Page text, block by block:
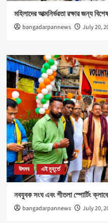
মহিলাদের আত্মনির্ভরতা রক্ষার জন্য
bangadarpannews July 20,
উৎসব এই মুহূর্তে
নবযুবক সংঘ এবং শীতলা স্পোর্টিং
bangadarpannews July 20,